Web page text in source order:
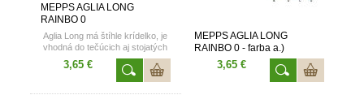
MEPPS AGLIA LONG
RAINBO 0
Aglia Long má štíhle krídelko, je
vhodná do tečúcich aj stojatých
vôd. Veľkosti 0 a 1
3,65 €
MEPPS AGLIA LONG
RAINBO 0 - farba a.)
3,65 €